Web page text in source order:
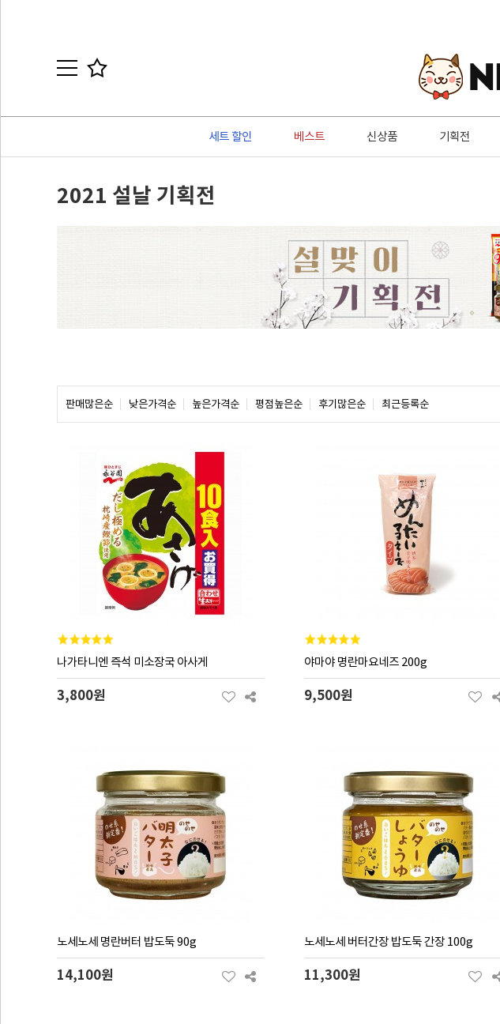
세트 할인 베스트 신상품 기획전
2021 설날 기획전
판매많은순 낮은가격순 높은가격순 평점높은순 후기많은순 최근등록순
나가타니엔 즉석 미소장국 아사게
3,800원
야마야 명란마요네즈 200g
9,500원
노세노세 명란버터 밥도둑 90g
14,100원
노세노세 버터간장 밥도둑 간장 100g
11,300원